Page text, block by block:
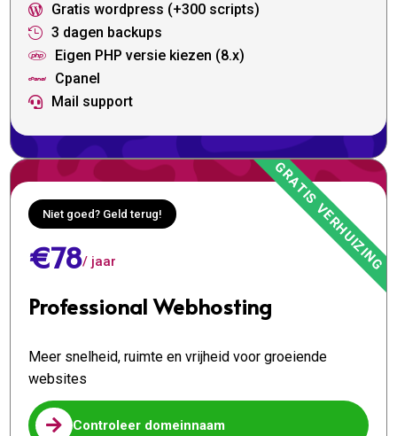
 Gratis wordpress (+300 scripts)
 3 dagen backups
 Eigen PHP versie kiezen (8.x)
 Cpanel
 Mail support
Niet goed? Geld terug!
€78/ jaar
Professional Webhosting
Meer snelheid, ruimte en vrijheid voor groeiende
websites
 Controleer domeinnaam